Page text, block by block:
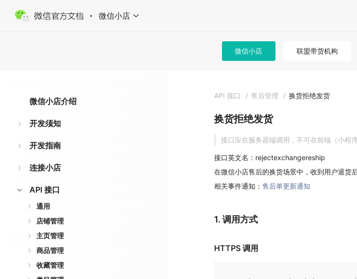
微信小店
微信小店 联盟带货机构
微信小店介绍
开发须知
开发指南
连接小店
API 接口
通用
店铺管理
主页管理
商品管理
收藏管理
API 接口 / 售后管理 / 换货拒绝发货
换货拒绝发货
接口应在服务器端调用，不可在前端（小程
接口英文名：rejectexchangereship
在微信小店售后的换货场景中，收到用户退货
相关事件通知： 售后单更新通知
1. 调用方式
HTTPS 调用